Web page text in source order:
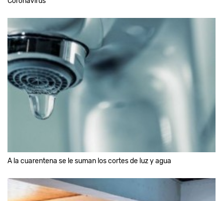
A la cuarentena se le suman los cortes de luz y agua